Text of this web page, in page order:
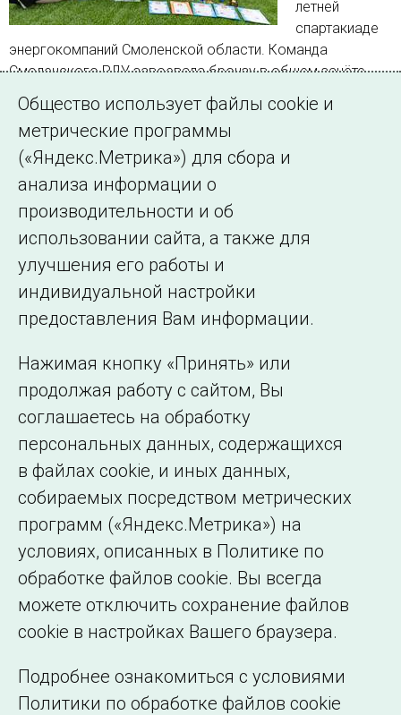
летней
спартакиаде
энергокомпаний Смоленской области. Команда
Смоленского РДУ завоевала бронзу в общем зачёте,
продемонстрировав высокий уровень спортивной
подготовки в личных и командных дисциплинах
Страница 1 из 191.
1 2 3 … 191 Далее
©2005–2026 АО «СО ЕЭС»
Филиалы и
представительства
образовательной
организации
Общество использует файлы cookie и
метрические программы
(«Яндекс.Метрика») для сбора и
анализа информации о
производительности и об
использовании сайта, а также для
улучшения его работы и
индивидуальной настройки
предоставления Вам информации.
Нажимая кнопку «Принять» или
продолжая работу с сайтом, Вы
соглашаетесь на обработку
персональных данных, содержащихся
в файлах cookie, и иных данных,
собираемых посредством метрических
программ («Яндекс.Метрика») на
условиях, описанных в Политике по
обработке файлов cookie. Вы всегда
можете отключить сохранение файлов
cookie в настройках Вашего браузера.
Подробнее ознакомиться с условиями
Политики по обработке файлов cookie